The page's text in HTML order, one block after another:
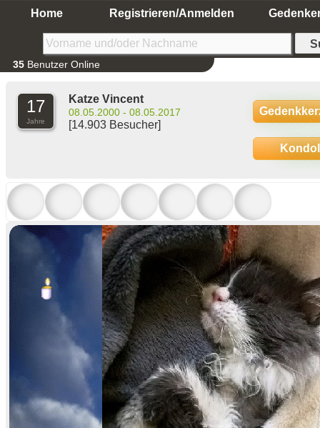
Home Registrieren/Anmelden
35 Benutzer Online
17
Jahre
Katze Vincent
08.05.2000 - 08.05.2017
[14.903 Besucher]